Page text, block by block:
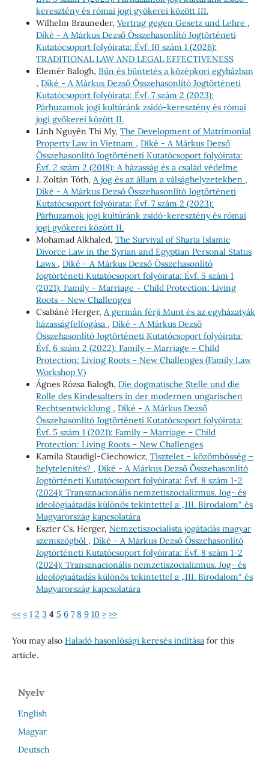
keresztény és római jogi gyökerei között III.
Wilhelm Brauneder, Vertrag gegen Gesetz und Lehre ,
Díké - A Márkus Dezső Összehasonlító Jogtörténeti
Kutatócsoport folyóirata: Évf. 10 szám 1 (2026):
TRADITIONAL LAW AND LEGAL EFFECTIVENESS
Elemér Balogh, Bűn és büntetés a középkori egyházban
, Díké - A Márkus Dezső Összehasonlító Jogtörténeti
Kutatócsoport folyóirata: Évf. 7 szám 2 (2023):
Párhuzamok jogi kultúránk zsidó-keresztény és római
jogi gyökerei között II.
Linh Nguyên Thi My, The Development of Matrimonial
Property Law in Vietnam , Díké - A Márkus Dezső
Összehasonlító Jogtörténeti Kutatócsoport folyóirata:
Évf. 2 szám 2 (2018): A házasság és a család védelme
J. Zoltán Tóth, A jog és az állam a válsághelyzetekben ,
Díké - A Márkus Dezső Összehasonlító Jogtörténeti
Kutatócsoport folyóirata: Évf. 7 szám 2 (2023):
Párhuzamok jogi kultúránk zsidó-keresztény és római
jogi gyökerei között II.
Mohamad Alkhaled, The Survival of Sharia Islamic
Divorce Law in the Syrian and Egyptian Personal Status
Laws , Díké - A Márkus Dezső Összehasonlító
Jogtörténeti Kutatócsoport folyóirata: Évf. 5 szám 1
(2021): Family – Marriage – Child Protection: Living
Roots – New Challenges
Csabáné Herger, A germán férji Munt és az egyházatyák
házasságfelfogása , Díké - A Márkus Dezső
Összehasonlító Jogtörténeti Kutatócsoport folyóirata:
Évf. 6 szám 2 (2022): Family – Marriage – Child
Protection: Living Roots – New Challenges (Family Law
Workshop V)
Ágnes Rózsa Balogh, Die dogmatische Stelle und die
Rolle des Kindesalters in der modernen ungarischen
Rechtsentwicklung , Díké - A Márkus Dezső
Összehasonlító Jogtörténeti Kutatócsoport folyóirata:
Évf. 5 szám 1 (2021): Family – Marriage – Child
Protection: Living Roots – New Challenges
Kamila Staudigl-Ciechowicz, Tisztelet – közömbösség –
helytelenítés? , Díké - A Márkus Dezső Összehasonlító
Jogtörténeti Kutatócsoport folyóirata: Évf. 8 szám 1-2
(2024): Transznacionális nemzetiszocializmus. Jog- és
ideológiaátadás különös tekintettel a „III. Birodalom“ és
Magyarország kapcsolatára
Eszter Cs. Herger, Nemzetiszocialista jogátadás magyar
szemszögből , Díké - A Márkus Dezső Összehasonlító
Jogtörténeti Kutatócsoport folyóirata: Évf. 8 szám 1-2
(2024): Transznacionális nemzetiszocializmus. Jog- és
ideológiaátadás különös tekintettel a „III. Birodalom“ és
Magyarország kapcsolatára
<< < 1 2 3 4 5 6 7 8 9 10 > >>
You may also Haladó hasonlósági keresés indításafor this
article.
Nyelv
English
Magyar
Deutsch